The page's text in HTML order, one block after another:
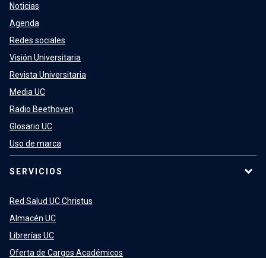
Noticias
Agenda
Redes sociales
Visión Universitaria
Revista Universitaria
Media UC
Radio Beethoven
Glosario UC
Uso de marca
SERVICIOS
Red Salud UC Christus
Almacén UC
Librerías UC
Oferta de Cargos Académicos